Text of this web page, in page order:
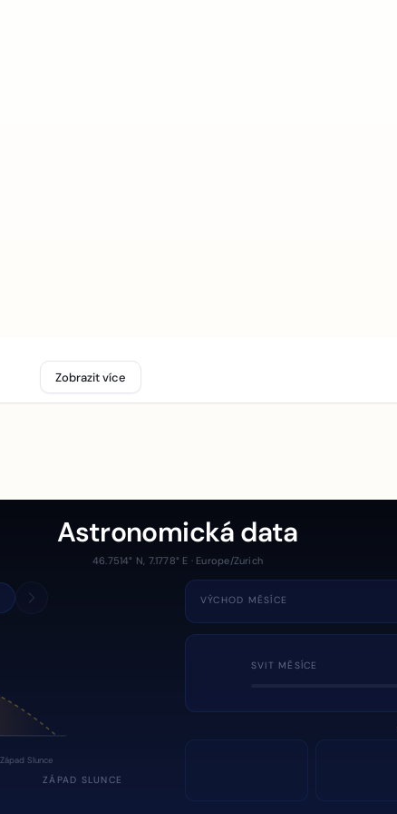
Zobrazit více
Astronomická data
46.7514° N, 7.1778° E · Europe/Zurich
Západ Slunce
ZÁPAD SLUNCE
VÝCHOD MĚSÍCE
SVIT MĚSÍCE